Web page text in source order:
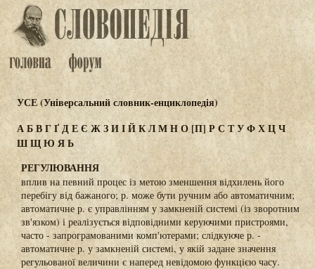
УСЕ (Універсальний словник-енциклопедія)
АБВГҐДЕЄ ЖЗИІЙКЛМНО[П] Р СТУФХЦЧ
ШЩЮЯЬ
РЕГУЛЮВАННЯ
вплив на певний процес із метою зменшення відхилень його
перебігу від бажаного; р. може бути ручним або автоматичним;
автоматичне р. є управлінням у замкненій системі (із зворотним
зв'язком) і реалізується відповідними керуючими пристроями,
часто - запрограмованими комп'ютерами; слідкуюче р. -
автоматичне р. у замкненій системі, у якій задане значення
регульованої величини є наперед невідомою функцією часу.